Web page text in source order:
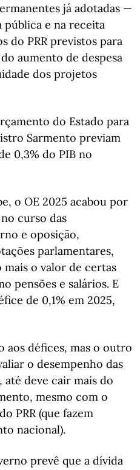
já adotadas —
pública e na receita
do PRR previstos para
aumento de despesa
dos projetos
do Estado para
Sarmento previam
0,3% do PIB no
o OE 2025 acabou por
curso das
e oposição,
parlamentares,
o valor de certas
pensões e salários. E
de 0,1% em 2025,
aos défices, mas o outro
o desempenho das
até deve cair mais do
mesmo com o
PRR (que fazem
nacional).
prevê que a dívida